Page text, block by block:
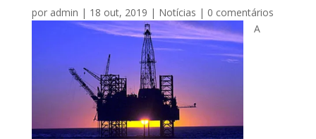
por admin | 18 out, 2019 | Notícias | 0 comentários
A